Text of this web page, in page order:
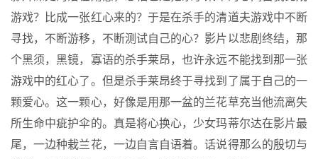
游戏？比成一张红心来的？于是在杀手的清道夫游戏中不断
寻找，不断游移，不断测试自己的心？影片以悲剧终结，那
个黑须，黑镜，寡语的杀手莱昂，也许永远不能找到那一张
游戏中的红心了。但是杀手莱昂终于寻找到了属于自己的一
颗爱心。这一颗心，好像是用那一盆的兰花草充当他流离失
所生命中疵护伞的。真是将心换心，少女玛蒂尔达在影片最
尾，一边种栽兰花，一边自言自语着。话说得那么的殷切与